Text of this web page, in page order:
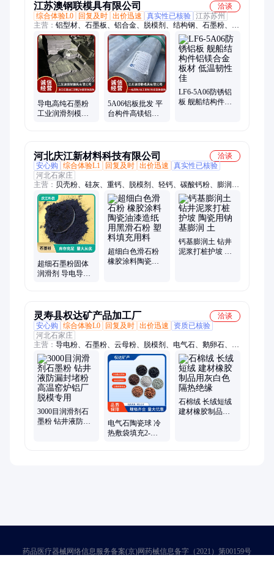
江苏澳钢联模具有限公司
洽谈
综合体验L0
回复及时 出价迅速 真实性已核验 江苏苏州
主营： 铝型材、石墨板、铝合金、脱模剂、结构钢、石墨粉、国
标棒、刹车片、西格里、石墨棒、齿轮钢、不锈钢板、热轧钢
板、导电石墨、柔性石墨、石墨坩埚、石墨定制、镁合金棒、国
标铝板、石墨材料、防火涂料、膨胀石墨、石墨匣钵、铸造涂
料、耐火材料、石墨电极
导电高纯石墨粉
工业润滑剂模具
5A06铝板批发 平
台构件高镁铝镁
LF6‑5A06防锈铝
板 舰船结构件铝
河北庆江新材料科技有限公司
洽谈
安心购
综合体验L1 回复及时 出价迅速
真实性已核验
河北石家庄
主营： 贝壳粉、硅灰、重钙、脱模剂、轻钙、碳酸钙粉、膨润
土、煤矸石粉、硅酸铝粉、硅酸铝纤维、滑石粉、珍珠岩粉、蛭
石粉、方解石粉、硅藻土、玻璃粉、氧化镁粉、白云石粉、火山
石粉、铝矾土、全加密硅灰、半加密硅灰
超细石墨粉固体
润滑剂 导电导热
超细白色滑石粉
橡胶涂料陶瓷油
钙基膨润土 钻井
泥浆打桩护坡 陶
灵寿县权达矿产品加工厂
洽谈
安心购
综合体验L0 回复及时 出价迅速
资质已核验
河北石家庄
主营： 导电粉、石墨粉、云母粉、脱模剂、电气石、鹅卵石、烧
烤砂、陶土粉、彩虹石、玉米芯、莫来石、石英砂、白垩土、矿
物纤维、玻璃珠、粘土粉、硅微粉、凹凸棒土、岩片、硅藻土、
海泡石纤维、白云石粉、陶瓷颗粒、核桃砂、高岭土、火山石
3000目润滑剂石
墨粉 钻井液防漏
电气石陶瓷球 冷
热敷袋填充2-
石棉绒 长绒短绒
建材橡胶制品用
药品医疗器械网络信息服务备案(京)网药械信息备字（2021）第00159号